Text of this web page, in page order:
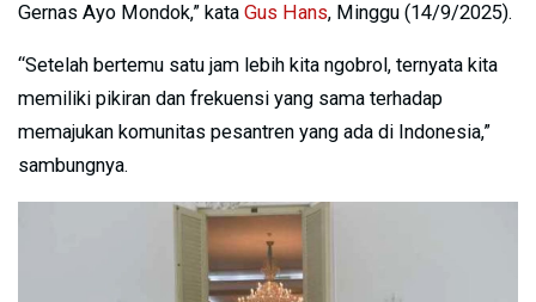
Gernas Ayo Mondok,” kata Gus Hans, Minggu (14/9/2025).
“Setelah bertemu satu jam lebih kita ngobrol, ternyata kita
memiliki pikiran dan frekuensi yang sama terhadap
memajukan komunitas pesantren yang ada di Indonesia,”
sambungnya.